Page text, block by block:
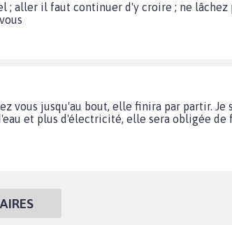
; aller il faut continuer d'y croire ; ne lâchez
vous jusqu'au bout, elle finira par partir. Je
et plus d'électricité, elle sera obligée de